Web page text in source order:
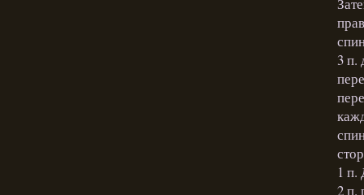
3 п.
1 п.
2 п.